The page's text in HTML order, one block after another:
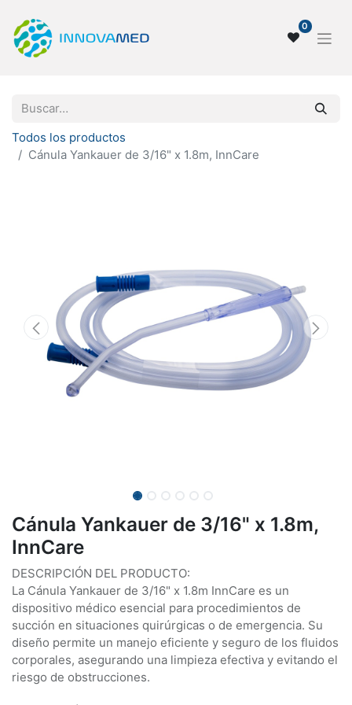
0
Todos los productos
Cánula Yankauer de 3/16" x 1.8m, InnCare
Cánula Yankauer de 3/16" x 1.8m,
InnCare
DESCRIPCIÓN DEL PRODUCTO:
La Cánula Yankauer de 3/16" x 1.8m InnCare es un
dispositivo médico esencial para procedimientos de
succión en situaciones quirúrgicas o de emergencia. Su
diseño permite un manejo eficiente y seguro de los fluidos
corporales, asegurando una limpieza efectiva y evitando el
riesgo de obstrucciones.